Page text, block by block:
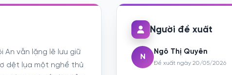
An vẫn lặng lẽ lưu giữ
dệt lụa một nghề thủ
Người đề xuất
N
Ngô Thị Quyên
Đề xuất ngày 20/05/2026